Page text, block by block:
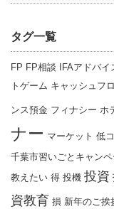
タグ一覧
FP FP相談 IFAアドバイ
トゲーム キャッシュフ
ンス預金 フィナシー ホ
ナー マーケット 低
千葉市習いごとキャンペ
教えたい 得 投機 投資
資教育 損 新年のご挨